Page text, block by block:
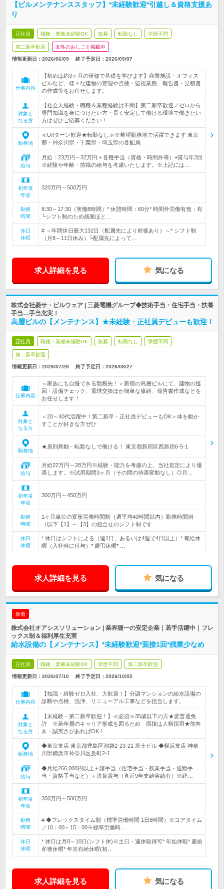
【ビルメンテナンススタッフ】*未経験歓迎*引越し＆資格支援あ
り
正社員 職種・業種未経験OK 急募 転勤なし 学歴不問
第二新卒歓迎 女性のおしごと掲載中
情報更新日：2026/06/09 終了予定日： 2026/09/07
仕事内容
【初めは約3ヶ月の研修で基礎を学びます】商業施設・オフィス
ビルなど、様々な建物の管理や点検・監視業務、報告書・見積書
の作成等をお任せします。
対象と
なる方
【社会人経験・職種＆業種経験は不問】第二新卒歓迎／ゼロから
専門知識を身につけたい方・長く安定して働ける環境で働きたい
方はぜひご応募ください！
勤務地
≪U/Iターン歓迎★転勤なし≫※希望勤務地で活躍できます 東京
都・神奈川県・千葉県・埼玉県の各配属…
給与
月給：23万円～32万円＋各種手当（資格・時間外等）+賞与年2回
※経験や年齢・前職の給与を考慮いたします。※上記には…
初年度
年収
320万円～500万円
勤務
時間
8:30～17:30（実働8時間）* 休憩時間：60分* 時間外労働有無：有
└シフト制のため残業ほと…
休日
休暇
# ～年間休日最大132日（配属先により前後あり）～* シフト制
（月8～11日休み）└配属先によって…
求人詳細を見る 気になる
株式会社菱サ・ビルウェア | 三菱電機グループ◆技術手当・住宅手当・扶養
手当…手当充実！
高層ビルの【メンテナンス】★未経験・正社員デビューも歓迎！
正社員 職種・業種未経験OK 急募 転勤なし 学歴不問
第二新卒歓迎
情報更新日：2026/07/28 終了予定日： 2026/08/27
仕事内容
＜家族にも自慢できる勤務先！＞新宿の高層ビルにて、建物の巡
回・設備チェック、電球交換ほか簡単な修繕、報告書作成などを
お任せします！
対象と
なる方
＜20～40代活躍中！第二新卒・正社員デビューもOK＞体を動か
すことが好きな方ぜひ
勤務地
★原則異動・転勤なしで働ける！ 東京都新宿区西新宿6‐5‐1
給与
月給22万円～28万円※経験・能力を考慮の上、当社規定により優
遇します。※試用期間3ヶ月（その間の待遇変動なし）◎月…
初年度
年収
300万円～450万円
勤務
時間
1ヶ月単位の変形労働時間制（週平均40時間以内）勤務時間例
（以下【1】～【3】の組合せのシフト制です…
休日
休暇
* 休日はシフトによる（週1日、あるいは4週で4日以上）* 有給休
暇（入社時に付与）* 慶弔休暇* …
求人詳細を見る 気になる
新着
株式会社オアシスソリューション | 業界随一の安定企業｜若手活躍中｜フレ
ックス制＆福利厚生充実
給水設備の【メンテナンス】*未経験歓迎*面接1回*残業少なめ
正社員 職種・業種未経験OK 学歴不問 第二新卒歓迎
情報更新日：2026/07/10 終了予定日： 2026/10/05
仕事内容
【知識・経験ゼロ入社、大歓迎！】分譲マンションの給水設備の
診断や点検、洗浄、リニューアル工事などを担当します。
対象と
なる方
【未経験・第二新卒歓迎！】≪必須≫35歳以下の方★要普通免
許 ※若年層のキャリア形成を図るため 面接は人柄採用★前向
き・誠実さがあればOK！
勤務地
◆東京支店 東京都豊島区池袋2-23-21 富士ビル ◆横浜支店 神奈
川県横浜市神奈川区反町2-1…
給与
◆月給266,000円以上＋諸手当（住宅手当・残業手当・通勤手
当・資格手当など）＋決算賞与（直近9年支給実績有）※経…
初年度
年収
350万円～500万円
勤務
時間
# ◆フレックスタイム制（標準労働時間 1日8時間）※コアタイム
／10：00～15：00※標準労働時…
休日
休暇
* 休日は月8～10日(シフト休)※土日・連休取得可* 年始休暇* 産前
産後休暇* 年次有給休暇(初…
求人詳細を見る 気になる